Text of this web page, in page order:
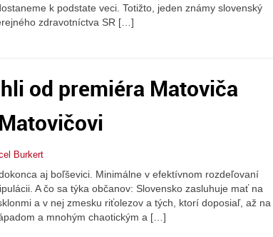
k podstate veci. Totižto, jeden známy slovenský
zdravotníctva SR […]
od premiéra Matoviča
Burkert
aj boľševici. Minimálne v efektívnom rozdeľovaní
A čo sa týka občanov: Slovensko zasluhuje mať na
a v nej zmesku riťolezov a tých, ktorí doposiaľ, až na
a mnohým chaotickým a […]